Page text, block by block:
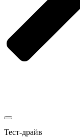
Тест-драйв